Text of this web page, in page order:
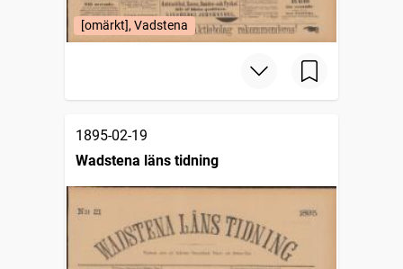
[omärkt], Vadstena
1895-02-19
Wadstena läns tidning